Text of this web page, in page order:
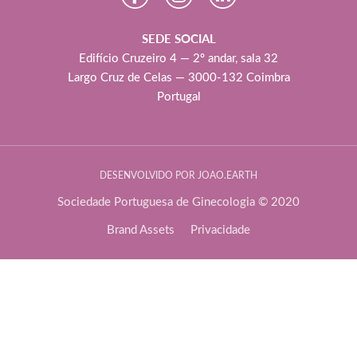
SEDE SOCIAL
Edifício Cruzeiro 4 — 2º andar, sala 32
Largo Cruz de Celas — 3000-132 Coimbra
Portugal
DESENVOLVIDO POR JOAO.EARTH
Sociedade Portuguesa de Ginecologia © 2020
Brand Assets
Privacidade